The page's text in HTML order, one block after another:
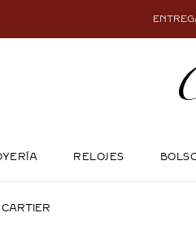
RELOJES